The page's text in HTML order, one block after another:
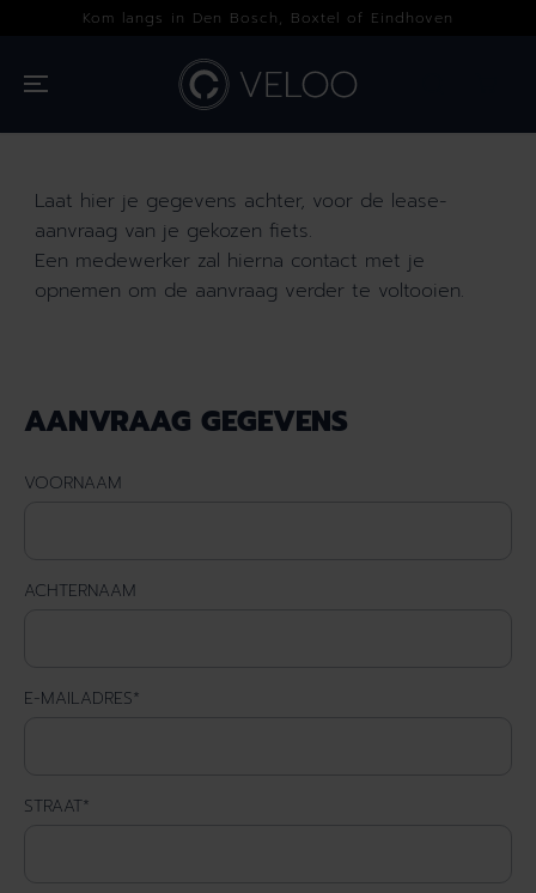
OVERSLAAN
in Den Bosch, Boxtel of Eindhoven
Laat hier je gegevens achter, voor de lease-
aanvraag van je gekozen fiets.
Een medewerker zal hierna contact met je
opnemen om de aanvraag verder te voltooien.
AANVRAAG GEGEVENS
VOORNAAM
ACHTERNAAM
E-MAILADRES*
STRAAT*